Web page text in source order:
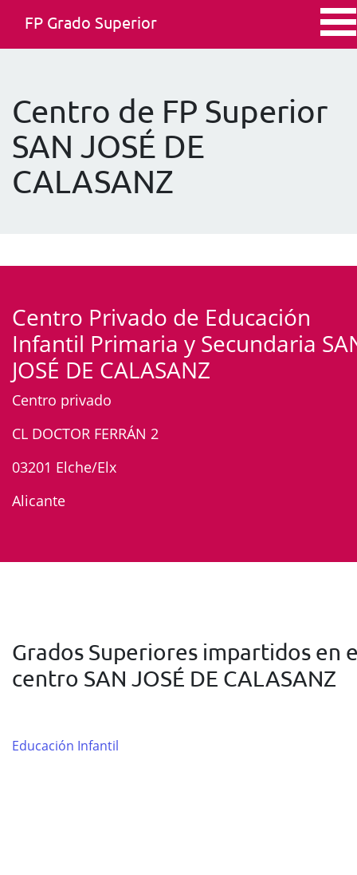
FP Grado Superior
Centro de FP Superior
SAN JOSÉ DE
CALASANZ
Centro Privado de Educación
Infantil Primaria y Secundaria
JOSÉ DE CALASANZ
Centro privado
CL DOCTOR FERRÁN 2
03201 Elche/Elx
Alicante
Grados Superiores impartidos en
centro SAN JOSÉ DE CALASANZ
Educación Infantil